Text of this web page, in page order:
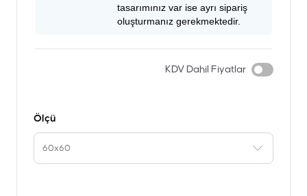
tasarımınız var ise ayrı sipariş
oluşturmanız gerekmektedir.
KDV Dahil Fiyatlar
Ölçü
60x60